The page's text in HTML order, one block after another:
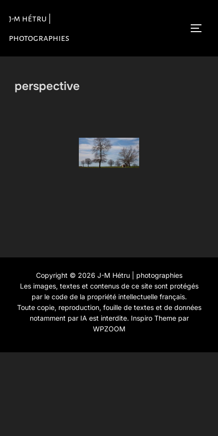
contenu
j-m hétru |
photographies
perspective
Copyright © 2026 J-M Hétru | photographies
Les images, textes et contenus de ce site sont protégés
par le code de la propriété intellectuelle français.
Toute copie, reproduction, fouille de textes et de données
notamment par IA est interdite. Inspiro Themepar
WPZOOM